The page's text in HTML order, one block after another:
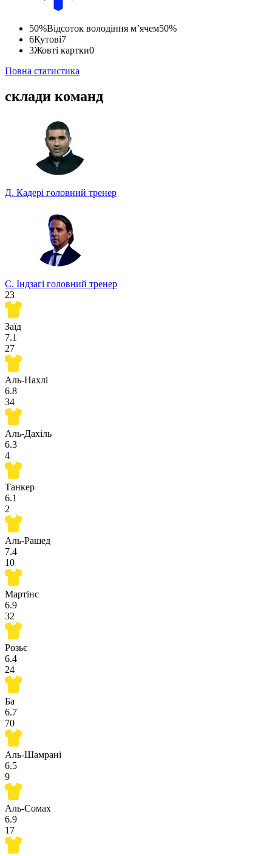
50%Відсоток володіння м’ячем50%
6Кутові7
3Жовті картки0
Повна статистика
склади команд
Д. Кадері головний тренер
С. Індзагі головний тренер
23
Заїд
7.1
27
Аль-Нахлі
6.8
34
Аль-Дахіль
6.3
4
Танкер
6.1
2
Аль-Рашед
7.4
10
Мартінс
6.9
32
Розьє
6.4
24
Ба
6.7
70
Аль-Шамрані
6.5
9
Аль-Сомах
6.9
17